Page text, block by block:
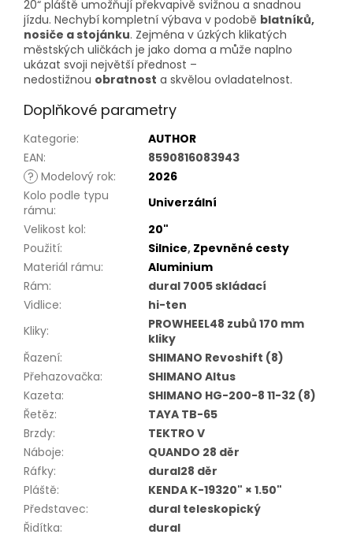
20“ pláště umožňují překvapivě svižnou a snadnou
jízdu. Nechybí kompletní výbava v podobě blatníků,
nosiče a stojánku. Zejména v úzkých klikatých
městských uličkách je jako doma a může naplno
ukázat svoji největší přednost –
nedostižnou obratnost a skvělou ovladatelnost.
Doplňkové parametry
Kategorie:
AUTHOR
EAN:
8590816083943
? Modelový rok:
2026
Kolo podle typu
rámu:
Univerzální
Velikost kol:
20"
Použití: Silnice, Zpevněné cesty
Materiál rámu:
Aluminium
Rám:
dural 7005 skládací
Vidlice:
hi-ten
Kliky:
PROWHEEL48 zubů 170 mm
kliky
Řazení:
SHIMANO Revoshift (8)
Přehazovačka:
SHIMANO Altus
Kazeta:
SHIMANO HG-200-8 11-32 (8)
Řetěz:
TAYA TB-65
Brzdy:
TEKTRO V
Náboje:
QUANDO 28 děr
Ráfky:
dural28 děr
Pláště:
KENDA K-19320" × 1.50"
Představec:
dural teleskopický
Řidítka:
dural